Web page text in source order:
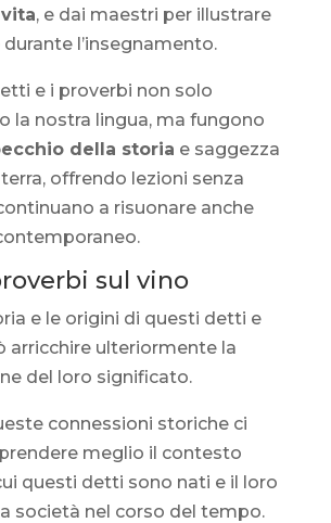
, e dai maestri per illustrare
l’insegnamento.
e i proverbi non solo
la nostra lingua, ma fungono
della storia e saggezza
offrendo lezioni senza
a risuonare anche
sul vino
e le origini di questi detti e
arricchire ulteriormente la
del loro significato.
connessioni storiche ci
meglio il contesto
questi detti sono nati e il loro
società nel corso del tempo.